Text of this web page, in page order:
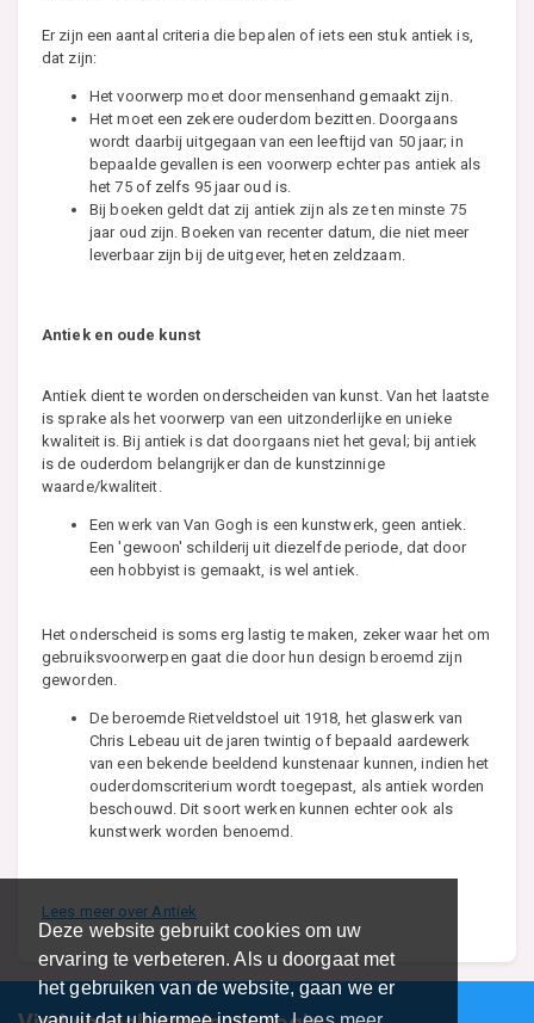
Deze website gebruikt cookies om uw
ervaring te verbeteren. Als u doorgaat met
het gebruiken van de website, gaan we er
Er zijn een aantal criteria die bepalen of iets een stuk antiek is,
dat zijn:
Het voorwerp moet door mensenhand gemaakt zijn.
Het moet een zekere ouderdom bezitten. Doorgaans
wordt daarbij uitgegaan van een leeftijd van 50 jaar; in
bepaalde gevallen is een voorwerp echter pas antiek als
het 75 of zelfs 95 jaar oud is.
Bij boeken geldt dat zij antiek zijn als ze ten minste 75
jaar oud zijn. Boeken van recenter datum, die niet meer
leverbaar zijn bij de uitgever, heten zeldzaam.
Antiek en oude kunst
Antiek dient te worden onderscheiden van kunst. Van het laatste
is sprake als het voorwerp van een uitzonderlijke en unieke
kwaliteit is. Bij antiek is dat doorgaans niet het geval; bij antiek
is de ouderdom belangrijker dan de kunstzinnige
waarde/kwaliteit.
Een werk van Van Gogh is een kunstwerk, geen antiek.
Een 'gewoon' schilderij uit diezelfde periode, dat door
een hobbyist is gemaakt, is wel antiek.
Het onderscheid is soms erg lastig te maken, zeker waar het om
gebruiksvoorwerpen gaat die door hun design beroemd zijn
geworden.
De beroemde Rietveldstoel uit 1918, het glaswerk van
Chris Lebeau uit de jaren twintig of bepaald aardewerk
van een bekende beeldend kunstenaar kunnen, indien het
ouderdomscriterium wordt toegepast, als antiek worden
beschouwd. Dit soort werken kunnen echter ook als
kunstwerk worden benoemd.
Lees meer over Antiek